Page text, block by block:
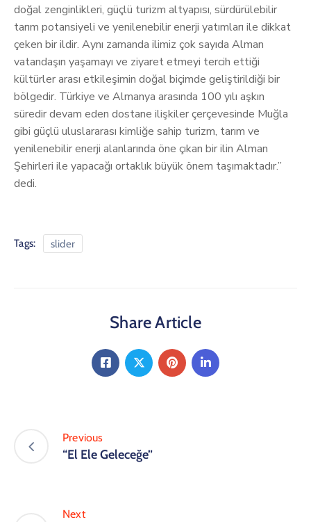
doğal zenginlikleri, güçlü turizm altyapısı, sürdürülebilir
tarım potansiyeli ve yenilenebilir enerji yatımları ile dikkat
çeken bir ildir. Aynı zamanda ilimiz çok sayıda Alman
vatandaşın yaşamayı ve ziyaret etmeyi tercih ettiği
kültürler arası etkileşimin doğal biçimde geliştirildiği bir
bölgedir. Türkiye ve Almanya arasında 100 yılı aşkın
süredir devam eden dostane ilişkiler çerçevesinde Muğla
gibi güçlü uluslararası kimliğe sahip turizm, tarım ve
yenilenebilir enerji alanlarında öne çıkan bir ilin Alman
Şehirleri ile yapacağı ortaklık büyük önem taşımaktadır.”
dedi.
Tags: slider
Share Article
Previous
“El Ele Geleceğe”
Next